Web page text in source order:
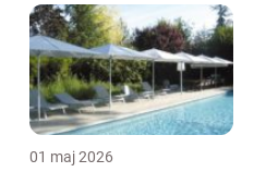
01 maj 2026